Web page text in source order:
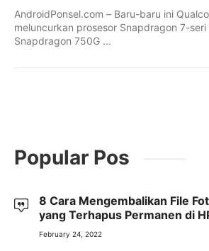
AndroidPonsel.com – Baru-baru ini
meluncurkan prosesor Snapdragon 7-
Snapdragon 750G ...
Popular Pos
8 Cara Mengembalikan File
yang Terhapus Permanen di
February 24, 2022